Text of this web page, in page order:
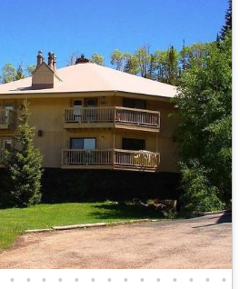
• • • • • • • • • • • • • •